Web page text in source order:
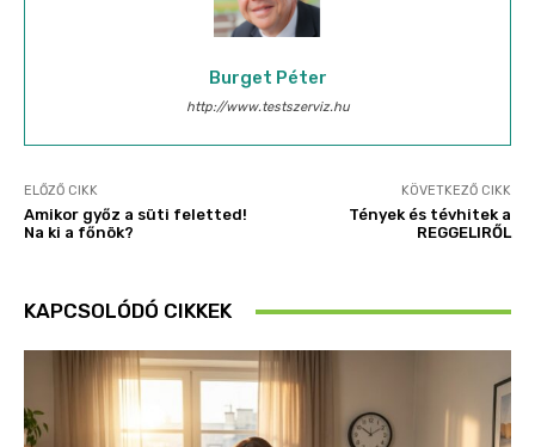
Burget Péter
http://www.testszerviz.hu
ELŐZŐ CIKK
Amikor győz a süti feletted!
Na ki a főnök?
KÖVETKEZŐ CIKK
Tények és tévhitek a
REGGELIRŐL
KAPCSOLÓDÓ CIKKEK